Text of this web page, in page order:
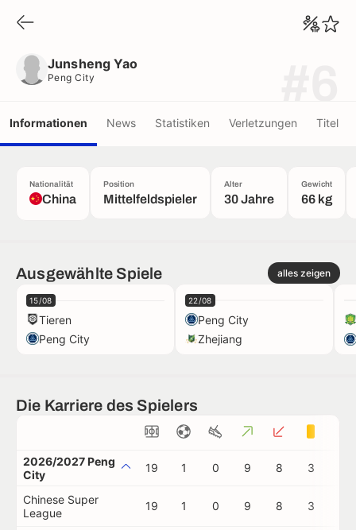
Junsheng Yao
Peng City
Informationen News Statistiken Verletzungen Titel
Nationalität
China
Position
Mittelfeldspieler
Alter
30 Jahre
Gewicht
66 kg
Ausgewählte Spiele alles zeigen
15/08
Tieren
Peng City
22/08
Peng City
Zhejiang
Die Karriere des Spielers
2026/2027 Peng
City
19 1 0 9 8 3
Chinese Super
League
19 1 0 9 8 3